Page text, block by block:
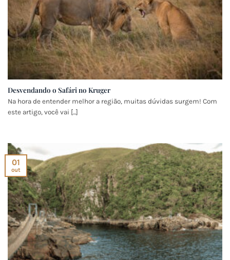
Desvendando o Safári no Kruger
Na hora de entender melhor a região, muitas dúvidas surgem! Com
este artigo, você vai [...]
01
out